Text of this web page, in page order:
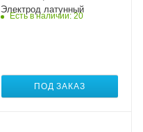
Электрод латунный
Есть в наличии: 20
ПОД ЗАКАЗ